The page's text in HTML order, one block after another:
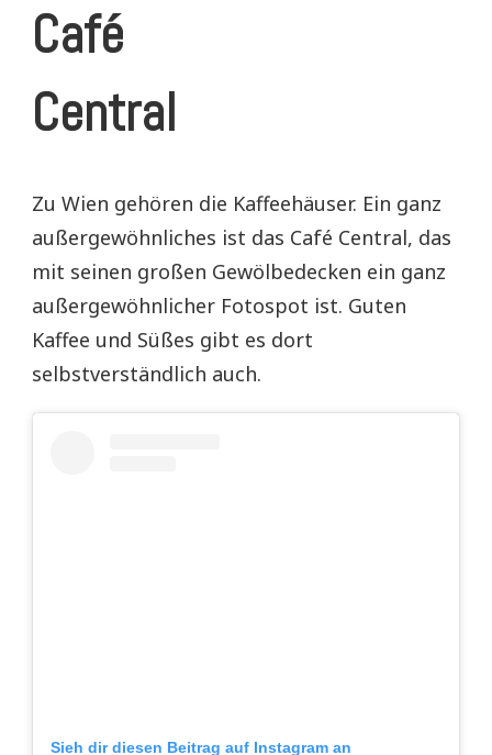
Café
Central
Zu Wien gehören die Kaffeehäuser. Ein ganz
außergewöhnliches ist das Café Central, das
mit seinen großen Gewölbedecken ein ganz
außergewöhnlicher Fotospot ist. Guten
Kaffee und Süßes gibt es dort
selbstverständlich auch.
Sieh dir diesen Beitrag auf Instagram an